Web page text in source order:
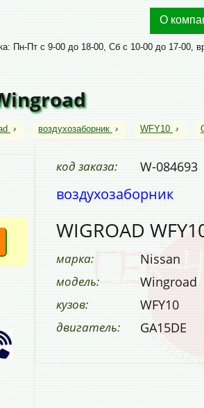
О
Пн-Пт с 9-00 до 18-00, Сб с 10-00 до 17-00,
› воздухозаборник › WFY10 ›
код заказа: W-084693
воздухозаборник
WIGROAD
марка: Nissan
модель: Wingroad
кузов: WFY10
двигатель: GA15DE